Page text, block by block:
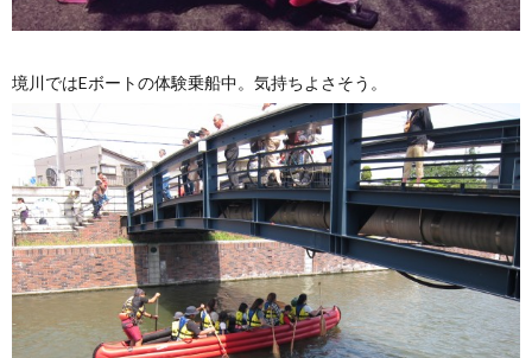
境川ではEボートの体験乗船中。気持ちよさそう。